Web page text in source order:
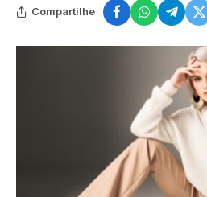
Compartilhe